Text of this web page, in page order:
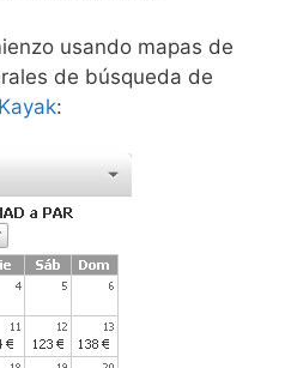
usando mapas de
de búsqueda de
Kayak: